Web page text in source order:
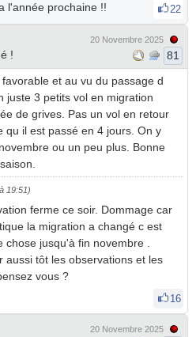
l'année prochaine !! 22
!
20 Novembre 2025
81
et au vu du passage d
juste 3 petits vol en migration
de grives. Pas un vol en retour
qu il est passé en 4 jours. On y
ou un peu plus. Bonne
19:51)
ferme ce soir. Dommage car
la migration a changé c est
jusqu'à fin novembre .
aussi tôt les observations et les
vous ?
16
20 Novembre 2025